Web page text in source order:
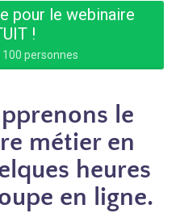
le
métier en
heures
en ligne.
pour le webinaire
!
personnes